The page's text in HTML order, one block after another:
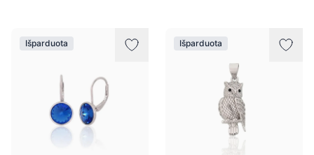
Išparduota Išparduota